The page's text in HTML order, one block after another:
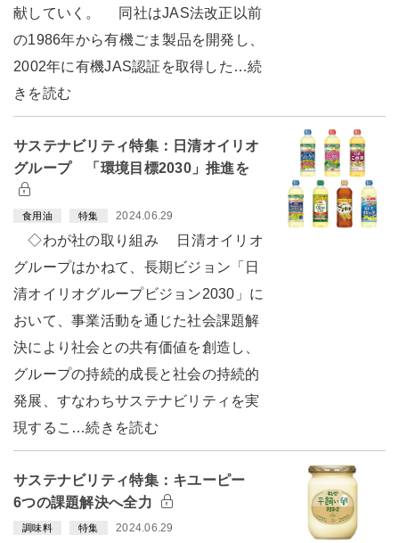
献していく。 同社はJAS法改正以前
の1986年から有機ごま製品を開発し、
2002年に有機JAS認証を取得した…続
きを読む
サステナビリティ特集：日清オイリオ
グループ 「環境目標2030」推進を
食用油 特集 2024.06.29
◇わが社の取り組み 日清オイリオ
グループはかねて、長期ビジョン「日
清オイリオグループビジョン2030」に
おいて、事業活動を通じた社会課題解
決により社会との共有価値を創造し、
グループの持続的成長と社会の持続的
発展、すなわちサステナビリティを実
現するこ…続きを読む
サステナビリティ特集：キユーピー
6つの課題解決へ全力
調味料 特集 2024.06.29